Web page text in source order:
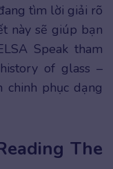
tìm lời giải rõ
này sẽ giúp bạn
Speak tham
of glass –
chinh phục dạng
The